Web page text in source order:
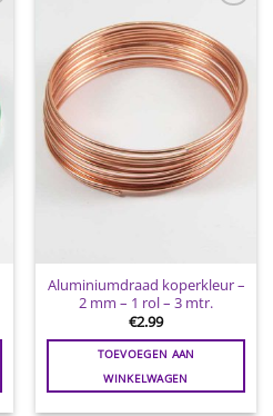
aan
wenslijst
Aluminiumdraad koperkleur –
2 mm – 1 rol – 3 mtr.
€2.99
TOEVOEGEN AAN
WINKELWAGEN